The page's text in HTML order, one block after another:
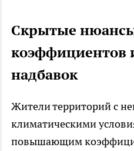
Скрытые
коэффициентов
надбавок
Жители территорий с
климатическими
повышающим